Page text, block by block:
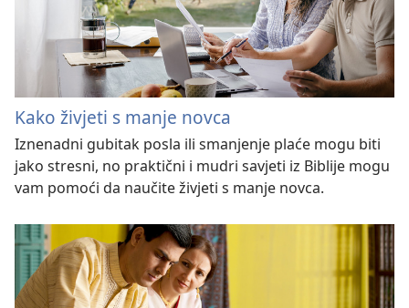
Kako živjeti s manje novca
Iznenadni gubitak posla ili smanjenje plaće mogu biti
jako stresni, no praktični i mudri savjeti iz Biblije mogu
vam pomoći da naučite živjeti s manje novca.